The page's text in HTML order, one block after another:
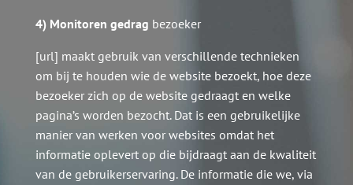
4) Monitoren gedrag bezoeker
[url] maakt gebruik van verschillende technieken
om bij te houden wie de website bezoekt, hoe deze
bezoeker zich op de website gedraagt en welke
pagina’s worden bezocht. Dat is een gebruikelijke
manier van werken voor websites omdat het
informatie oplevert op die bijdraagt aan de kwaliteit
van de gebruikerservaring. De informatie die we, via